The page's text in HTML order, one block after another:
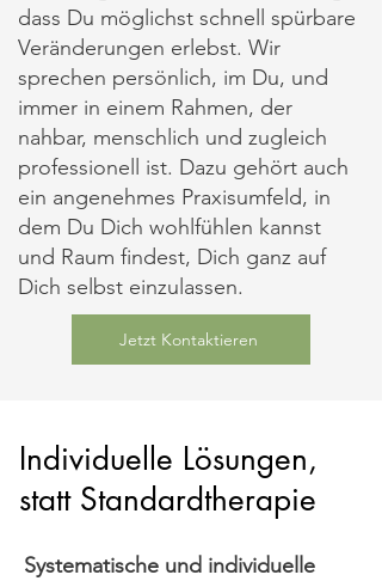
dass Du möglichst schnell spürbare
Veränderungen erlebst. Wir
sprechen persönlich, im Du, und
immer in einem Rahmen, der
nahbar, menschlich und zugleich
professionell ist. Dazu gehört auch
ein angenehmes Praxisumfeld, in
dem Du Dich wohlfühlen kannst
und Raum findest, Dich ganz auf
Dich selbst einzulassen.
Jetzt Kontaktieren
Individuelle Lösungen,
statt Standardtherapie
Systematische und individuelle